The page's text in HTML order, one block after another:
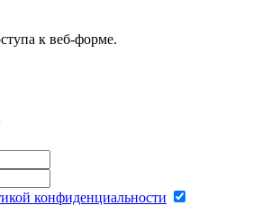
к веб-форме.
конфиденциальности